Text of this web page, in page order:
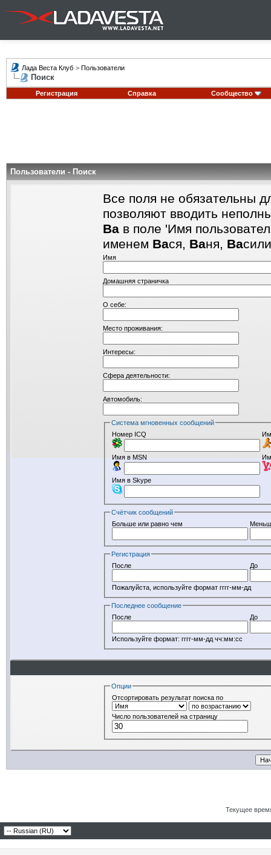
Лада Веста Клуб > Пользователи
Поиск
Регистрация Справка Сообщество
Пользователи - Поиск
Все поля не обязательны
позволяют вводить
Ва в поле 'Имя
именем Вася, Ваня, Ва
Имя
Домашняя страничка
О себе:
Место проживания:
Интересы:
Сфера деятельности:
Автомобиль:
Система мгновенных сообщений
Номер ICQ
Имя в MSN
Имя в Skype
Счётчик сообщений
Больше или равно чем
Регистрация
После
До
Пожалуйста, используйте формат гггг-мм-дд
Последнее сообщение
После
До
Используйте формат: гггг-мм-дд чч:мм:сс
Опции
Отсортировать результат поиска по
Число пользователей на страницу
Текущее